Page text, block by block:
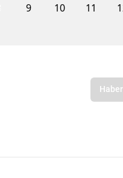
9 10 11